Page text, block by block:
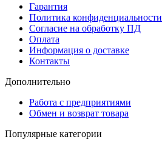
Гарантия
Политика конфиденциальности
Согласие на обработку ПД
Оплата
Информация о доставке
Контакты
Дополнительно
Работа с предприятиями
Обмен и возврат товара
Популярные категории